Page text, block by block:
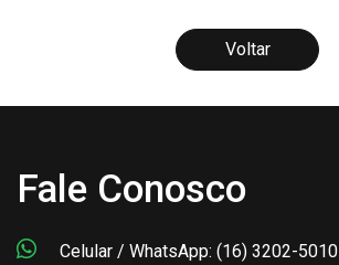
Voltar
Fale Conosco
Celular / WhatsApp: (16) 3202-5010